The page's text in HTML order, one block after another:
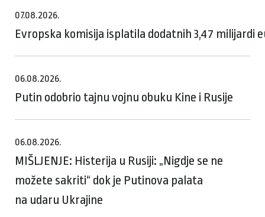
07.08.2026.
Evropska komisija isplatila dodatnih 3,47 milijardi
06.08.2026.
Putin odobrio tajnu vojnu obuku Kine i Rusije
06.08.2026.
MIŠLJENJE: Histerija u Rusiji: „Nigdje se ne
možete sakriti“ dok je Putinova palata
na udaru Ukrajine